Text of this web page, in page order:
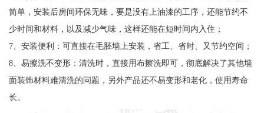
简单，安装后房间环保无味，要是没有上油漆的工序，还能节约不
少时间和材料，以及减少气味，这样还能在短时间内入住；
7、安装便利：可直接在毛胚墙上安装，省工、省时、又节约空间；
8、易擦洗不变形：清洗时，直接用布擦洗即可，彻底解决了其他墙
面装饰材料难清洗的问题，另外产品还不易变形和老化，使用寿命
长。